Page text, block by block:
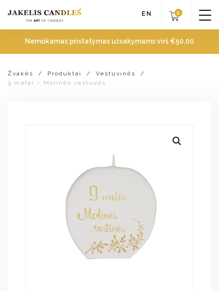
Nemokamas pristatymas užsakymams virš €50.00
EN 0
Žvakės / Produktai / Vestuvinės
/
9 metai – Molinės vestuvės